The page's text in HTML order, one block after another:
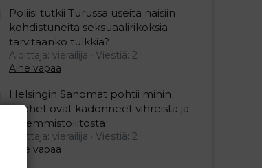
Poliisi tutkii Turussa useita naisiin
kohdistuneita seksuaalirikoksia –
tarvitaanko tulkkia?
Aloittaja: vierailija
Viestiä: 2
Aihe vapaa
Helsingin Sanomat pohtii mihin
miehet ovat kadonneet vihreistä ja
vasemmistoliitosta
Aloittaja: vierailija
Viestiä: 2
Aihe vapaa